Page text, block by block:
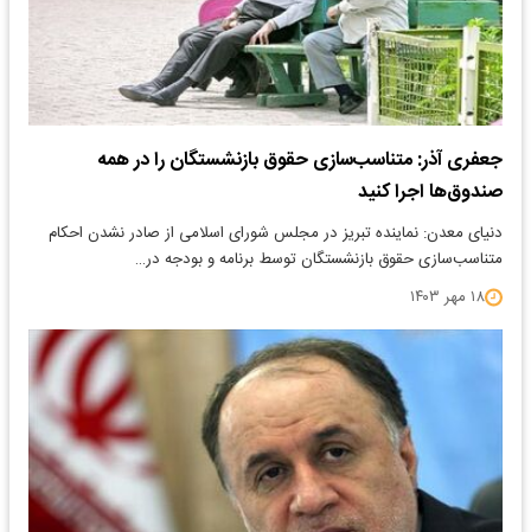
جعفری آذر: متناسب‌سازی حقوق بازنشستگان را در همه
صندوق‌ها اجرا کنید
دنیای معدن: نماینده تبریز در مجلس شورای اسلامی از صادر نشدن احکام
متناسب‌سازی حقوق بازنشستگان توسط برنامه و بودجه در…
۱۸ مهر ۱۴۰۳